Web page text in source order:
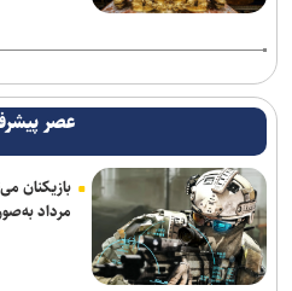
ناکامی نماینده ایران در مسابقات ورزش
بیاتلو: با آریو قرارداد دارم/ حضورم
دفاع راست جدید پرسپولیس از لیگ یک
مخالفت زارع با انتقال بازیکنان
دنیامالی: مشتاق دیدار دوستانه ایران و
عصر
مرداد